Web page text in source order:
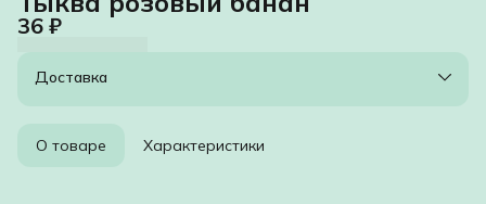
36 ₽
Доставка
О товаре Характеристики